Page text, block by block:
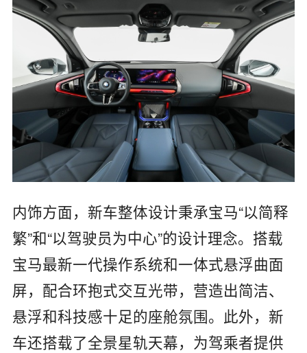
内饰方面，新车整体设计秉承宝马“以简释
繁”和“以驾驶员为中心”的设计理念。搭载
宝马最新一代操作系统和一体式悬浮曲面
屏，配合环抱式交互光带，营造出简洁、
悬浮和科技感十足的座舱氛围。此外，新
车还搭载了全景星轨天幕，为驾乘者提供